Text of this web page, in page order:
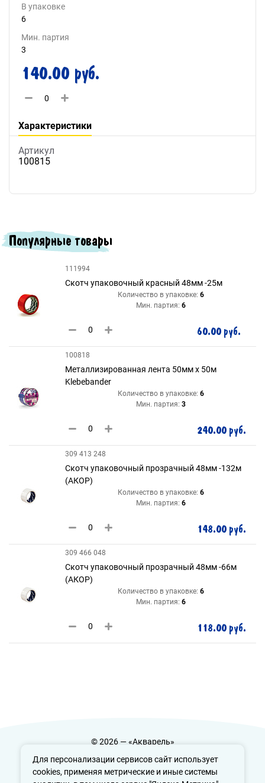
Для персонализации сервисов сайт использует
cookies, применяя метрические и иные системы
В упаковке
6
Мин. партия
3
140.00 руб.
Характеристики
Артикул
100815
Популярные товары
111994
Скотч упаковочный красный 48мм -25м
Количество в упаковке: 6
Мин. партия: 6
60.00 руб.
100818
Металлизированная лента 50мм х 50м
Klebebander
Количество в упаковке: 6
Мин. партия: 3
240.00 руб.
309 413 248
Скотч упаковочный прозрачный 48мм -132м
(АКОР)
Количество в упаковке: 6
Мин. партия: 6
148.00 руб.
309 466 048
Скотч упаковочный прозрачный 48мм -66м
(АКОР)
Количество в упаковке: 6
Мин. партия: 6
118.00 руб.
© 2026 — «Акварель»
Политика конфиденциальности